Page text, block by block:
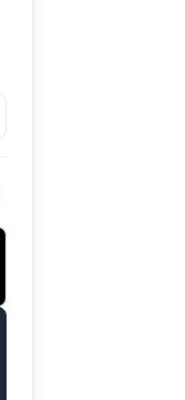
de gestion locative en